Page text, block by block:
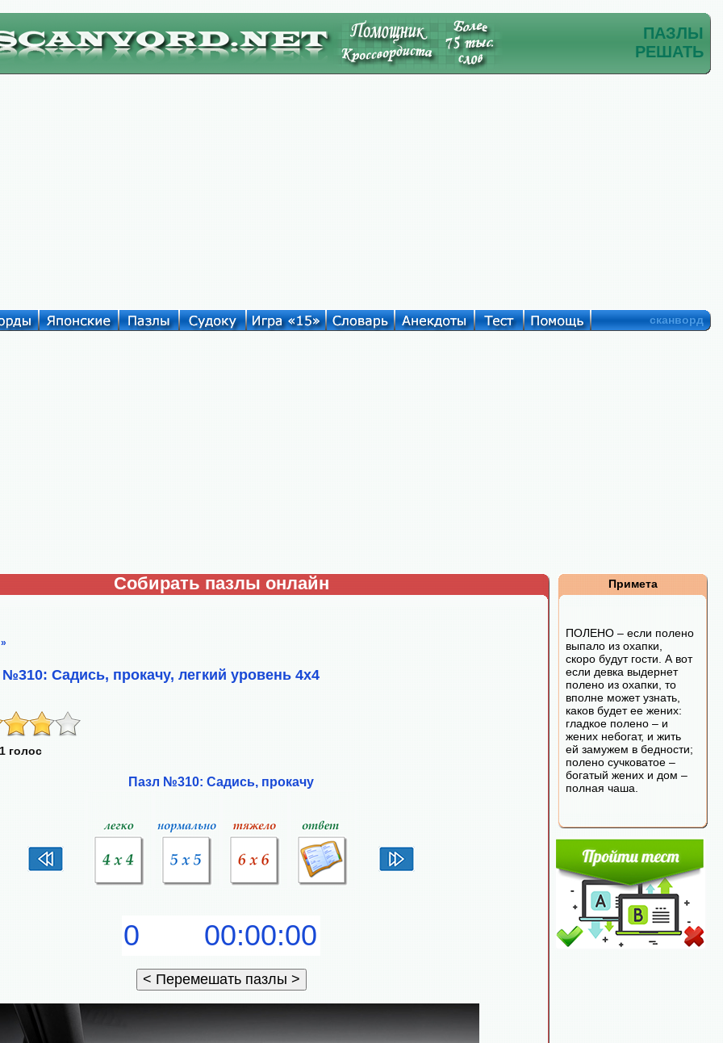
ПАЗЛЫ
РЕШАТЬ
сканворд
Собирать пазлы онлайн
Садись, прокачу, легкий уровень 4х4
голос
Пазл №310: Садись, прокачу
Примета
ПОЛЕНО – если полено
выпало из охапки,
скоро будут гости. А вот
если девка выдернет
полено из охапки, то
вполне может узнать,
каков будет ее жених:
гладкое полено – и
жених небогат, и жить
ей замужем в бедности;
полено сучковатое –
богатый жених и дом –
полная чаша.